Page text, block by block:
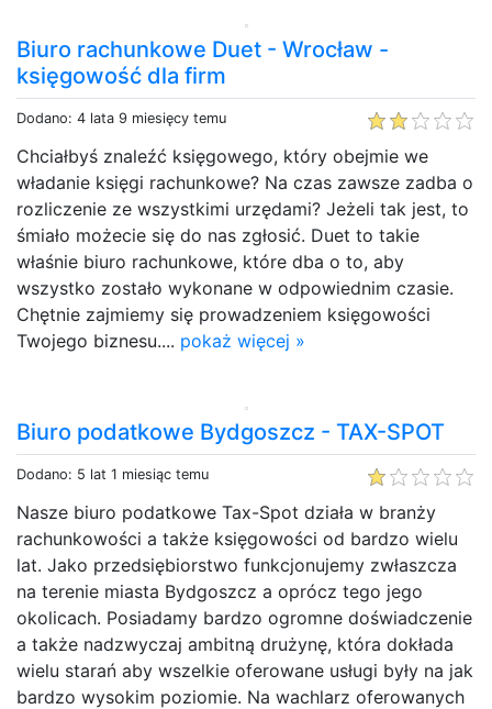
Biuro rachunkowe Duet - Wrocław -
księgowość dla firm
Dodano: 4 lata 9 miesięcy temu
Chciałbyś znaleźć księgowego, który obejmie we
władanie księgi rachunkowe? Na czas zawsze zadba o
rozliczenie ze wszystkimi urzędami? Jeżeli tak jest, to
śmiało możecie się do nas zgłosić. Duet to takie
właśnie biuro rachunkowe, które dba o to, aby
wszystko zostało wykonane w odpowiednim czasie.
Chętnie zajmiemy się prowadzeniem księgowości
Twojego biznesu.... pokaż więcej »
Biuro podatkowe Bydgoszcz - TAX-SPOT
Dodano: 5 lat 1 miesiąc temu
Nasze biuro podatkowe Tax-Spot działa w branży
rachunkowości a także księgowości od bardzo wielu
lat. Jako przedsiębiorstwo funkcjonujemy zwłaszcza
na terenie miasta Bydgoszcz a oprócz tego jego
okolicach. Posiadamy bardzo ogromne doświadczenie
a także nadzwyczaj ambitną drużynę, która dokłada
wielu starań aby wszelkie oferowane usługi były na jak
bardzo wysokim poziomie. Na wachlarz oferowanych